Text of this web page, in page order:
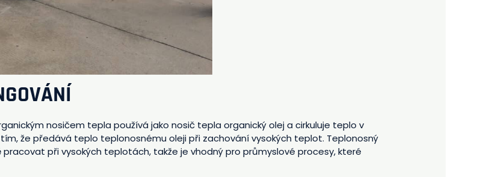
nosičem tepla používá jako nosič tepla organický olej a cirkuluje teplo v
že předává teplo teplonosnému oleji při zachování vysokých teplot. Teplonosný
při vysokých teplotách, takže je vhodný pro průmyslové procesy, které